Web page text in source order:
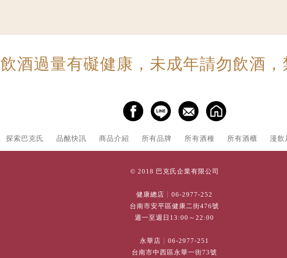
飲酒過量有礙健康，未成年請勿飲酒，
探索巴克氏 品酩快訊 商品介紹 所有品牌 所有酒種 所有酒櫃 漫飲
© 2018 巴克氏企業有限公司
健康總店┊ 06-2977-252
台南市安平區健康二街476號
週一至週日13:00～22:00
永華店┊ 06-2977-251
台南市中西區永華一街73號